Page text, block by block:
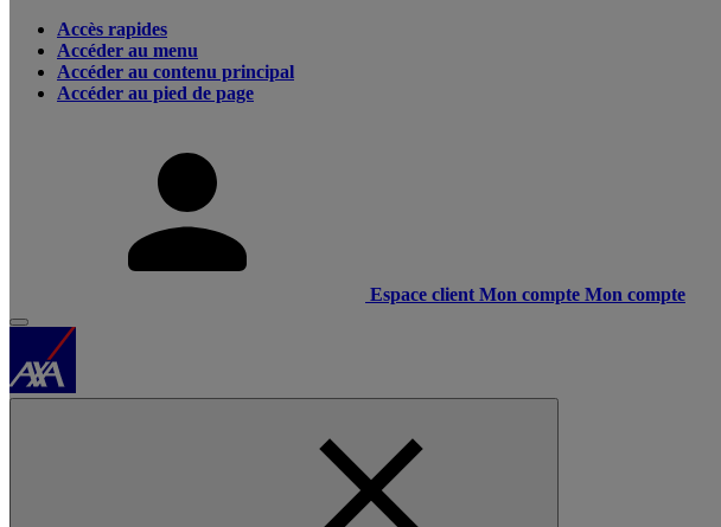
Accès rapides
Accéder au menu
Accéder au contenu principal
Accéder au pied de page
Espace client Mon compte Mon compte